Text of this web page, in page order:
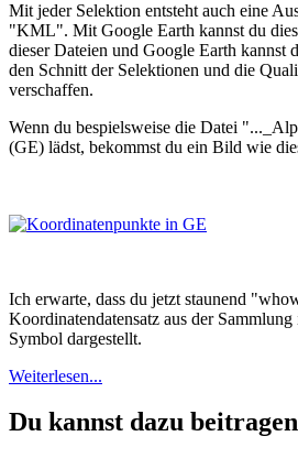
Mit jeder Selektion entsteht auch eine
"KML". Mit Google Earth kannst du
dieser Dateien und Google Earth kannst
den Schnitt der Selektionen und die
verschaffen.
Wenn du bespielsweise die Datei
(GE) lädst, bekommst du ein Bild wie
Ich erwarte, dass du jetzt staunend
Koordinatendatensatz aus der
Symbol dargestellt.
Weiterlesen...
Du kannst dazu